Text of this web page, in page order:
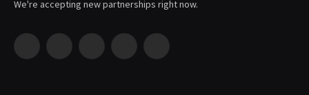
We're accepting new partnerships right now.
Facebook Pinterest YouTube WhatsApp